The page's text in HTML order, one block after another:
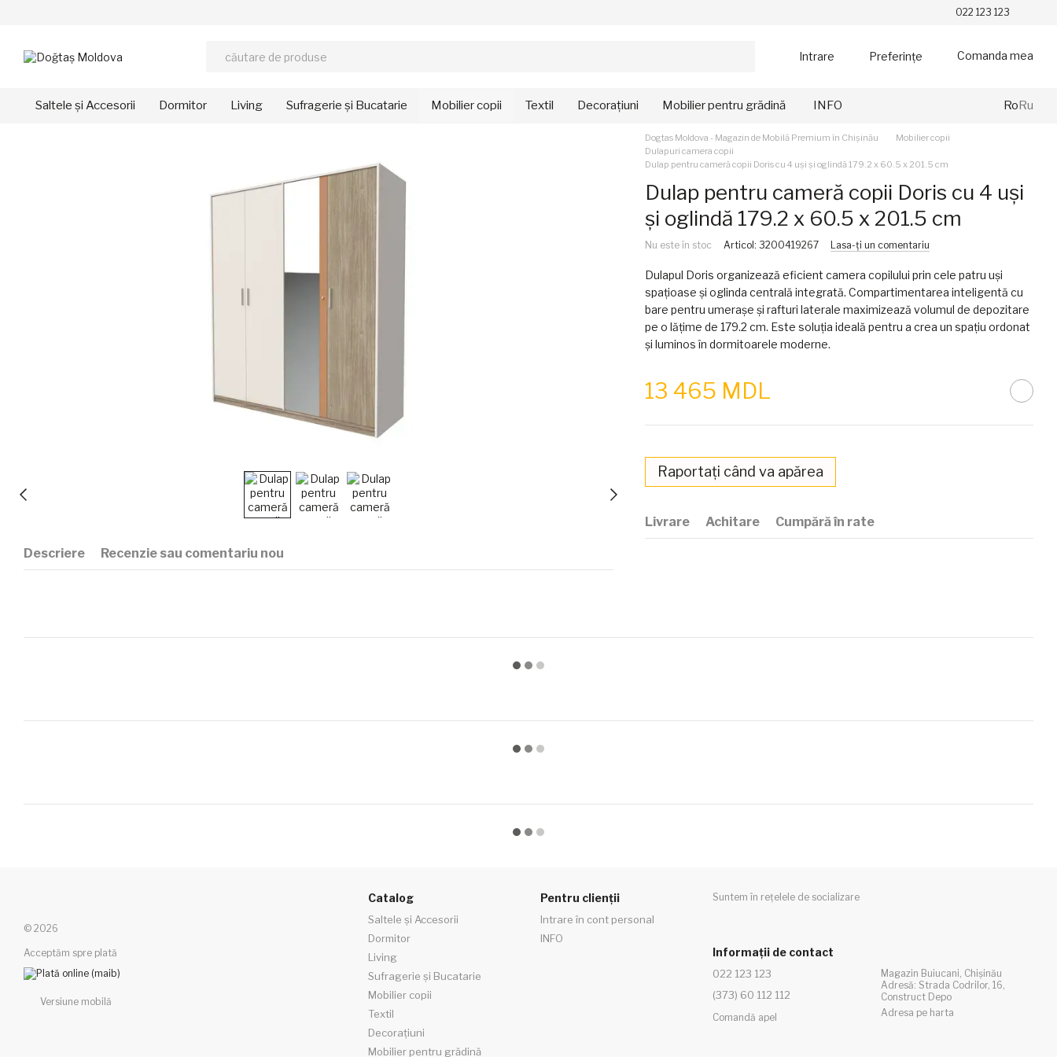
022 123 123
Intrare Preferințe Comanda mea
Saltele și Accesorii Dormitor Living Sufragerie și Bucatarie Mobilier copii Textil Decorațiuni Mobilier pentru grădină INFO RoRu
Descriere Recenzie sau comentariu nou
Dogtas Moldova - Magazin de Mobilă Premium în Chișinău
Mobilier copii
Dulapuri camera copii
Dulap pentru cameră copii Doris cu 4 uși și oglindă 179.2 x 60.5 x 201.5 cm
Dulap pentru cameră copii Doris cu 4 uși
și oglindă 179.2 x 60.5 x 201.5 cm
Nu este în stoc Articol: 3200419267 Lasa-ți un comentariu
Dulapul Doris organizează eficient camera copilului prin cele patru uși
spațioase și oglinda centrală integrată. Compartimentarea inteligentă cu
bare pentru umerașe și rafturi laterale maximizează volumul de depozitare
pe o lățime de 179.2 cm. Este soluția ideală pentru a crea un spațiu ordonat
și luminos în dormitoarele moderne.
13 465 MDL
Raportați când va apărea
Livrare Achitare Cumpără în rate
© 2026
Acceptăm spre plată
Versiune mobilă
Catalog
Saltele și Accesorii
Dormitor
Living
Sufragerie și Bucatarie
Mobilier copii
Textil
Decorațiuni
Mobilier pentru grădină
Pentru clienții
Intrare în cont personal
INFO
Suntem în rețelele de socializare
Informații de contact
022 123 123
(373) 60 112 112
Comandă apel
Magazin Buiucani, Chișinău
Adresă: Strada Codrilor, 16,
Construct Depo
Adresa pe harta